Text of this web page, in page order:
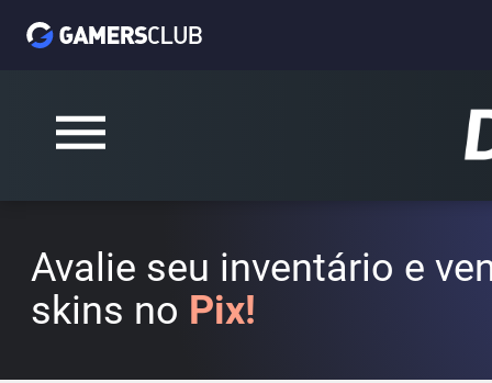
Avalie seu inventário e
skins no Pix!